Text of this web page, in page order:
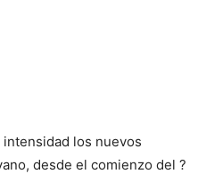
los nuevos
desde el comienzo del ?